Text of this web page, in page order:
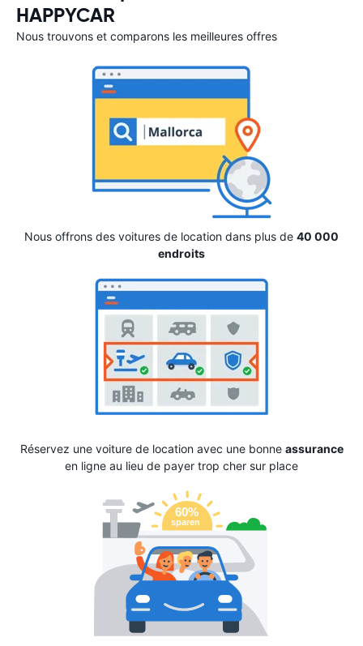
HAPPYCAR
Nous trouvons et comparons les meilleures offres
Nous offrons des voitures de location dans plus de 40 000
endroits
Réservez une voiture de location avec une bonne assurance
en ligne au lieu de payer trop cher sur place